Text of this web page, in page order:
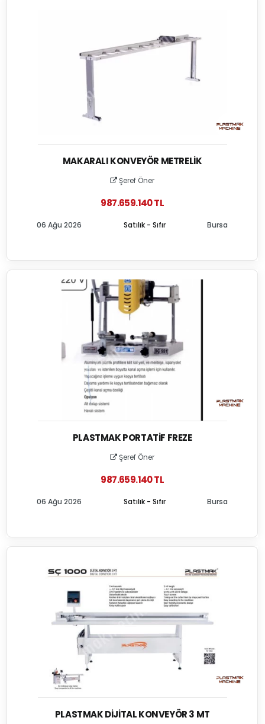
MAKARALI KONVEYÖR METRELIK
Şeref Öner
987.659.140 TL
Satılık - Sıfır
06 Ağu 2026 Bursa
PLASTMAK PORTATIF FREZE
Şeref Öner
987.659.140 TL
Satılık - Sıfır
06 Ağu 2026 Bursa
PLASTMAK DIJITAL KONVEYÖR 3 MT